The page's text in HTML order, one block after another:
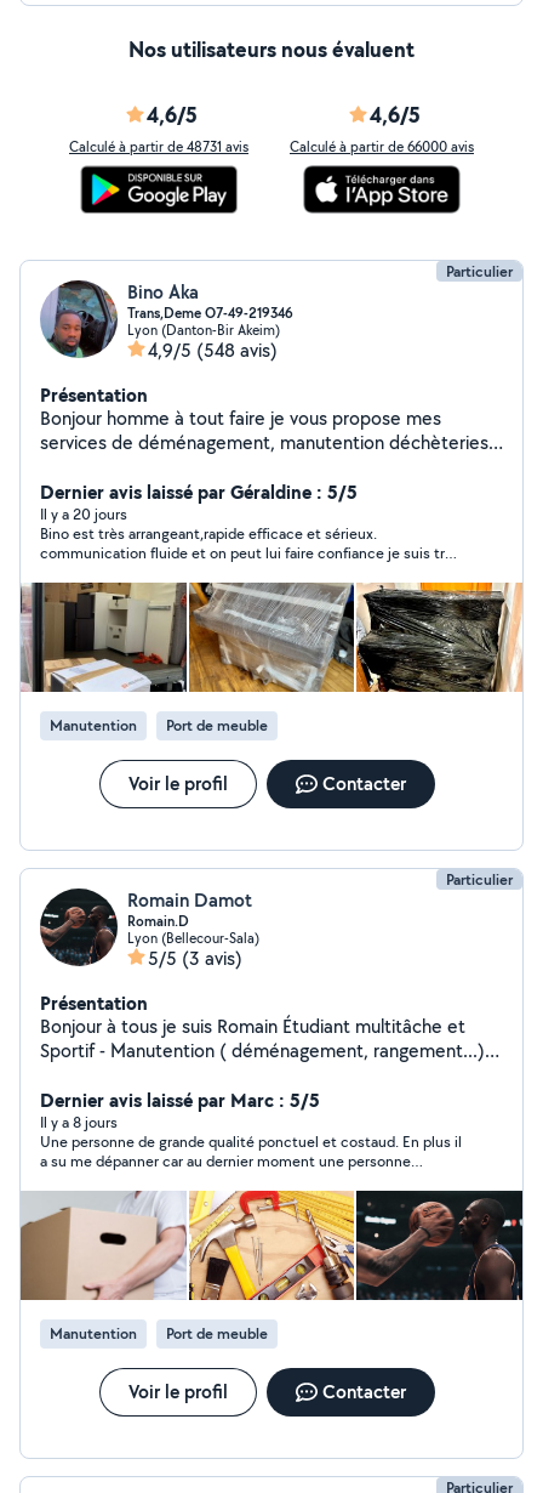
Nos utilisateurs nous évaluent
4,6/5
Calculé à partir de 48731 avis
4,6/5
Calculé à partir de 66000 avis
Particulier
Bino Aka
Trans,Deme O7-49-219346
Lyon (Danton-Bir Akeim)
4,9/5 (548 avis)
Présentation
Bonjour homme à tout faire je vous propose mes
services de déménagement, manutention déchèteries.
téléphone ( SMS ou appel ) Via mon numéro téléphone
affiché sur mon profil je suis disponible à tout moment.
Au plaisir. PS ; ATTENTION étant une personne polie et
courtois avec tous les voisins. les personnes qui
mettent des mauvais avis à 1-2-3-4 sans raisons, sans
fondement sans prestation qui diminuent ( les
pourcentages de mes nombreux bons avis) juste pour
déverser leurs haines et frustrations ne seront pas
tolérés votre profil sera massivement signalée et bannit
de la plate-forme Allôvoisin pour comportement haineux
abusif et inapproprié vous êtes prévenus.
Dernier avis laissé par Géraldine : 5/5
Il y a 20 jours
Bino est très arrangeant,rapide efficace et sérieux.
communication fluide et on peut lui faire confiance je suis très
beaucoup
Manutention Port de meuble
Voir le profil Contacter
Particulier
Romain Damot
Romain.D
Lyon (Bellecour-Sala)
5/5 (3 avis)
Présentation
Bonjour à tous je suis Romain Étudiant multitâche et
Sportif - Manutention ( déménagement, rangement...) -
personne ( course,...) Moyen de déplacement : vélo /
moto selon la distance Disponible et ce même le Soir
Ce serait avec plaisir que je vous aiderai
Dernier avis laissé par Marc : 5/5
Il y a 8 jours
Une personne de grande qualité ponctuel et costaud. En plus il
a su me dépanner car au dernier moment une personne
remplaçant au top. Je recommande vivement ! Merci Romain
sans toi j'étais dans la m... :-)
Manutention Port de meuble
Voir le profil Contacter
Particulier